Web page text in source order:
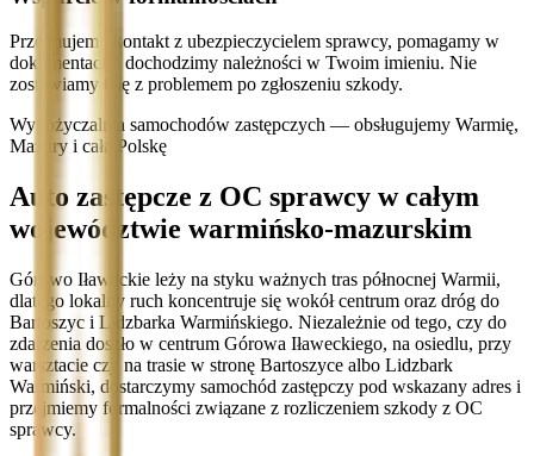
Przejmujemy kontakt z ubezpieczycielem sprawcy, pomagamy w
dokumentach i dochodzimy należności w Twoim imieniu. Nie
zostawiamy Cię z problemem po zgłoszeniu szkody.
Wypożyczalnia samochodów zastępczych — obsługujemy Warmię,
Mazury i całą Polskę
Auto zastępcze z OC sprawcy w całym
województwie warmińsko-mazurskim
Górowo Iławeckie leży na styku ważnych tras północnej Warmii,
dlatego lokalny ruch koncentruje się wokół centrum oraz dróg do
Bartoszyc i Lidzbarka Warmińskiego. Niezależnie od tego, czy do
zdarzenia doszło w centrum Górowa Iławeckiego, na osiedlu, przy
warsztacie czy na trasie w stronę Bartoszyce albo Lidzbark
Warmiński, dostarczymy samochód zastępczy pod wskazany adres i
przejmiemy formalności związane z rozliczeniem szkody z OC
sprawcy.